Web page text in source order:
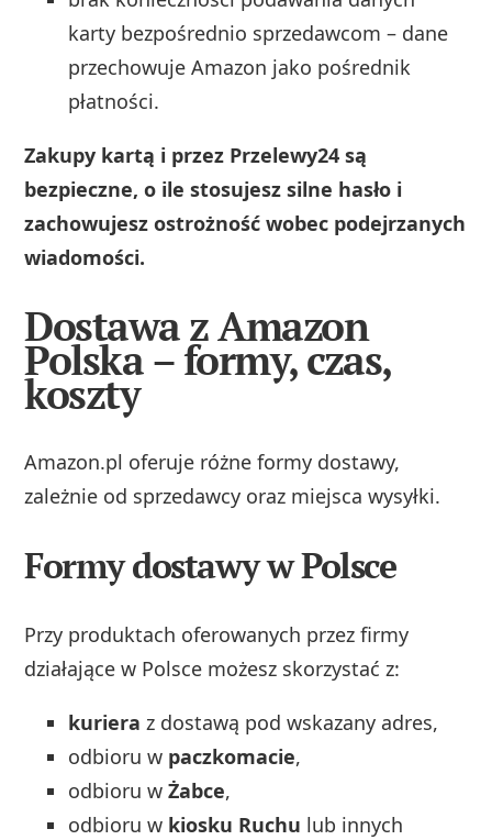
karty bezpośrednio sprzedawcom – dane
przechowuje Amazon jako pośrednik
płatności.
Zakupy kartą i przez Przelewy24 są
bezpieczne, o ile stosujesz silne hasło i
zachowujesz ostrożność wobec podejrzanych
wiadomości.
Dostawa z Amazon
Polska – formy, czas,
koszty
Amazon.pl oferuje różne formy dostawy,
zależnie od sprzedawcy oraz miejsca wysyłki.
Formy dostawy w Polsce
Przy produktach oferowanych przez firmy
działające w Polsce możesz skorzystać z:
kuriera z dostawą pod wskazany adres,
odbioru w paczkomacie,
odbioru wŻabce,
odbioru w kiosku Ruchu lub innych